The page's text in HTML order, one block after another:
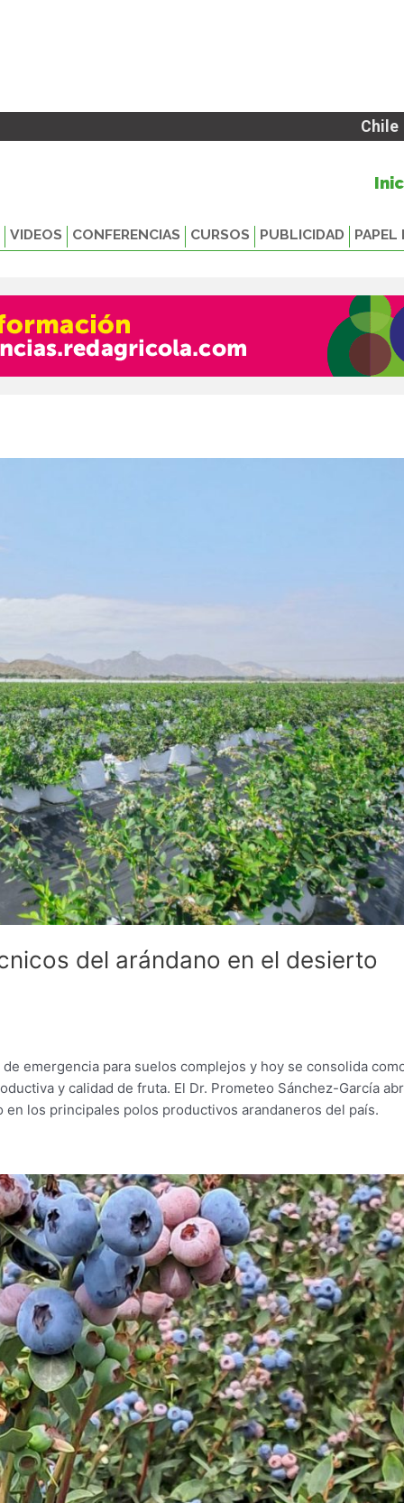
Chile
VIDEOS CONFERENCIAS CURSOS PUBLICIDAD PAPEL
del arándano en el desierto
emergencia para suelos complejos y hoy se consolida
y calidad de fruta. El Dr. Prometeo Sánchez-García
los principales polos productivos arandaneros del país.